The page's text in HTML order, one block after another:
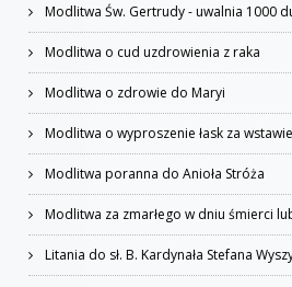
Modlitwa Św. Gertrudy - uwalnia 1000
Modlitwa o cud uzdrowienia z raka
Modlitwa o zdrowie do Maryi
Modlitwa o wyproszenie łask za
Modlitwa poranna do Anioła Stróża
Modlitwa za zmarłego w dniu śmierci
Litania do sł. B. Kardynała Stefana